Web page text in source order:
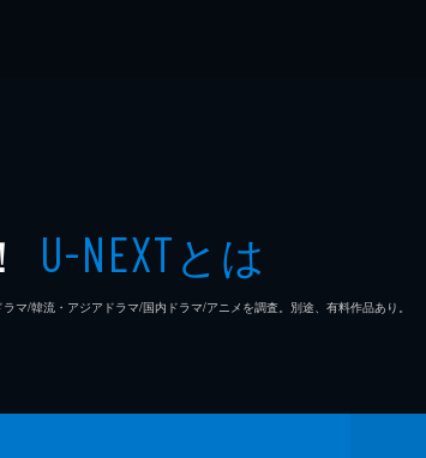
！ U-NEXTとは
/韓流・アジアドラマ/国内ドラマ/アニメを調査。別途、有料作品あり。